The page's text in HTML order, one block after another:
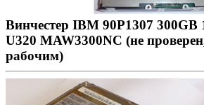
Винчестер IBM 90P1307
U320 MAW3300NC (не
рабочим)